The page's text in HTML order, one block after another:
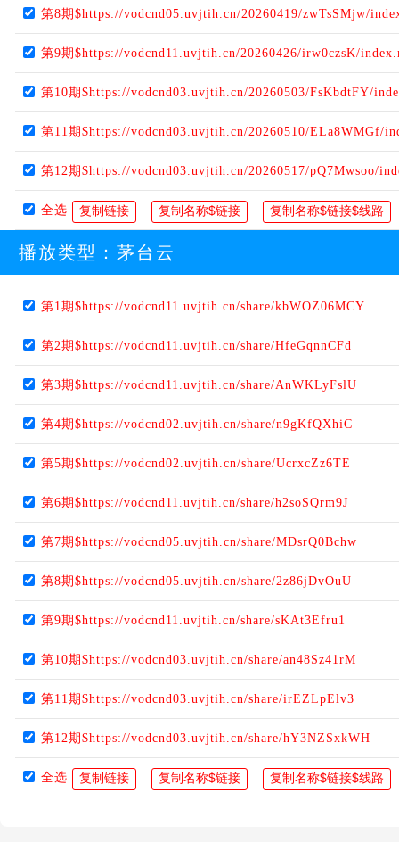
第8期$https://vodcnd05.uvjtih.cn/20260419/zwTsSMjw/
第9期$https://vodcnd11.uvjtih.cn/20260426/irw0czsK/
第10期$https://vodcnd03.uvjtih.cn/20260503/FsKbdtFY/
第11期$https://vodcnd03.uvjtih.cn/20260510/ELa8WMGf/
第12期$https://vodcnd03.uvjtih.cn/20260517/pQ7Mwsoo/
全选
播放类型： 茅台云
第1期$https://vodcnd11.uvjtih.cn/share/kbWOZ06MCY
第2期$https://vodcnd11.uvjtih.cn/share/HfeGqnnCFd
第3期$https://vodcnd11.uvjtih.cn/share/AnWKLyFslU
第4期$https://vodcnd02.uvjtih.cn/share/n9gKfQXhiC
第5期$https://vodcnd02.uvjtih.cn/share/UcrxcZz6TE
第6期$https://vodcnd11.uvjtih.cn/share/h2soSQrm9J
第7期$https://vodcnd05.uvjtih.cn/share/MDsrQ0Bchw
第8期$https://vodcnd05.uvjtih.cn/share/2z86jDvOuU
第9期$https://vodcnd11.uvjtih.cn/share/sKAt3Efru1
第10期$https://vodcnd03.uvjtih.cn/share/an48Sz41rM
第11期$https://vodcnd03.uvjtih.cn/share/irEZLpElv3
第12期$https://vodcnd03.uvjtih.cn/share/hY3NZSxkWH
全选